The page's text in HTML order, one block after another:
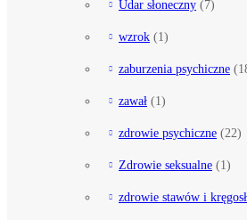
Udar słoneczny (7)
wzrok (1)
zaburzenia psychiczne
zawał (1)
zdrowie psychiczne (22)
Zdrowie seksualne (1)
zdrowie stawów i